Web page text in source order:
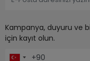
Kampanya, duyuru ve
için kayıt olun.